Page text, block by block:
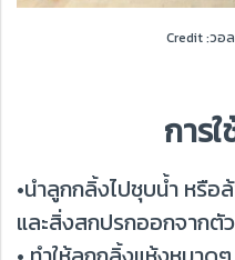
Credit :วอ
การ
•นำลูกกลิ้งไปชุบน้ำ หรือ
และสิ่งสกปรกออกจากตั